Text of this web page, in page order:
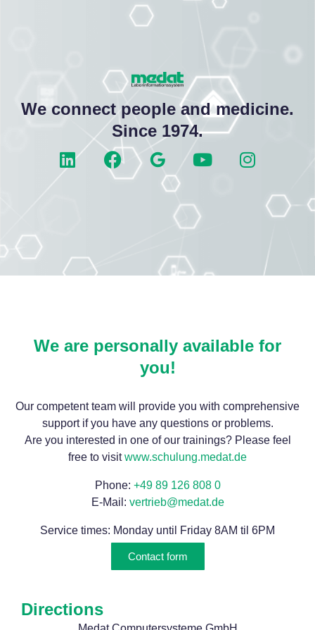
We connect people and medicine.
Since 1974.
We are personally available for
you!
Our competent team will provide you with comprehensive
support if you have any questions or problems.
Are you interested in one of our trainings? Please feel
free to visitwww.schulung.medat.de
Phone: +49 89 126 808 0
E-Mail: vertrieb@medat.de
Service times: Monday until Friday 8AM til 6PM
Contact form
Directions